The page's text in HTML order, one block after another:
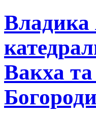
Владика
Вакха